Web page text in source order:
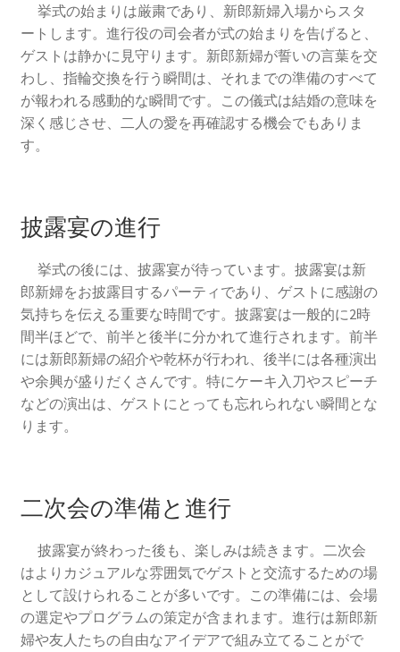
ウエディングの相談会に参加
人気のウエディングソング
結婚式場選びの失敗談から学ぶ成功のコツ
ウエディングの定番曲
ポット12選
海外ウエディングのメリット、デメリット
京都の結婚式の独特なウエディング
フォトウェディング
アーカイブ
くなるアイデア集
挙式の始まりは厳粛であり、新郎新婦入場からスタ
ートします。進行役の司会者が式の始まりを告げると、
ゲストは静かに見守ります。新郎新婦が誓いの言葉を交
わし、指輪交換を行う瞬間は、それまでの準備のすべて
が報われる感動的な瞬間です。この儀式は結婚の意味を
深く感じさせ、二人の愛を再確認する機会でもありま
す。
披露宴の進行
挙式の後には、披露宴が待っています。披露宴は新
郎新婦をお披露目するパーティであり、ゲストに感謝の
気持ちを伝える重要な時間です。披露宴は一般的に2時
間半ほどで、前半と後半に分かれて進行されます。前半
には新郎新婦の紹介や乾杯が行われ、後半には各種演出
や余興が盛りだくさんです。特にケーキ入刀やスピーチ
などの演出は、ゲストにとっても忘れられない瞬間とな
ります。
二次会の準備と進行
披露宴が終わった後も、楽しみは続きます。二次会
はよりカジュアルな雰囲気でゲストと交流するための場
として設けられることが多いです。この準備には、会場
の選定やプログラムの策定が含まれます。進行は新郎新
婦や友人たちの自由なアイデアで組み立てることがで